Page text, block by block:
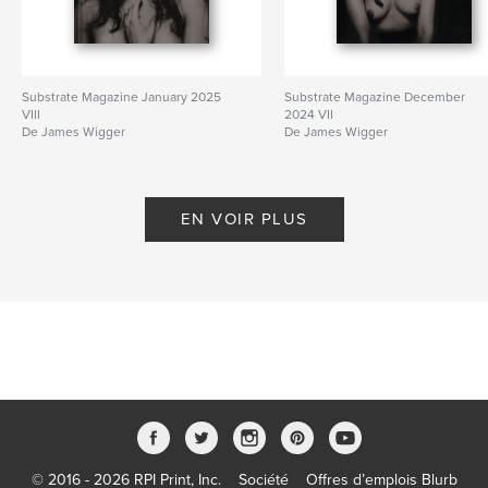
Substrate Magazine January 2025
VIII
De James Wigger
Substrate Magazine December
2024 VII
De James Wigger
EN VOIR PLUS
© 2016 - 2026 RPI Print, Inc. Société Offres d’emplois Blurb